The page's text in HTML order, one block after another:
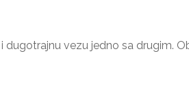
dugotrajnu vezu jedno sa drugim.